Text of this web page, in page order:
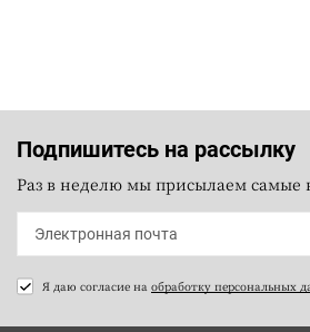
Подпишитесь на рассылку
Раз в неделю мы присылаем самые
Я даю согласие на обработку персональных